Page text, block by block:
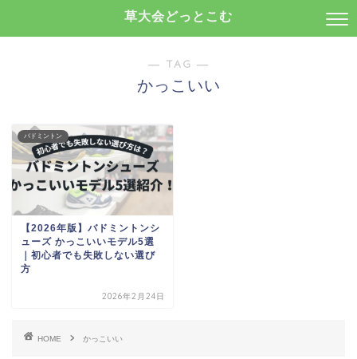
草大会どっとこむ
― TAG ―
かっこいい
バドミントン
【2026年版】バドミントンシ
ューズ かっこいいモデル5選
｜初心者でも失敗しない選び
方
2026年2月24日
HOME かっこいい